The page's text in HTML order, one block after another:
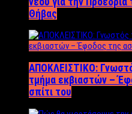
Θήβας
ΑΠΟΚΛΕΙΣΤΙΚΟ:
τμήμα εκβιαστών –
σπίτι του